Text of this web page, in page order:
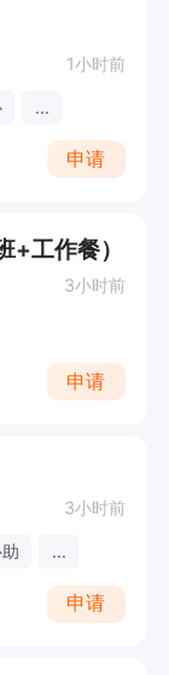
1小时前
...
申请
+工作餐）
3小时前
申请
3小时前
...
申请